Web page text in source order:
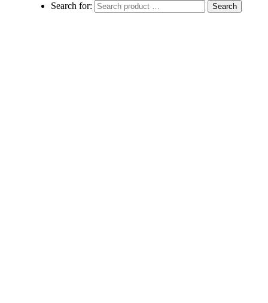
Search for: